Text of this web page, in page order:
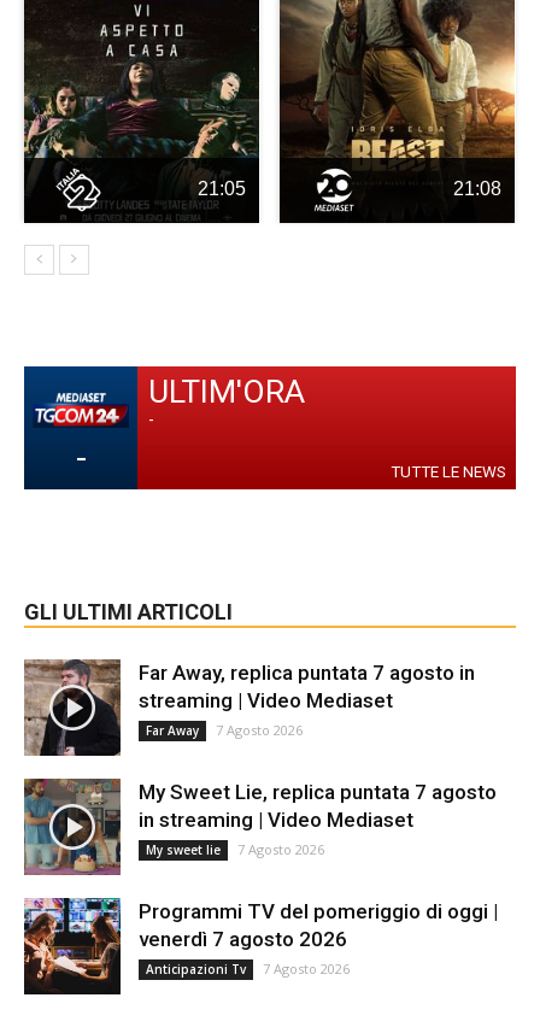
21:05 21:08
-
ULTIM'ORA
-
TUTTE LE NEWS
GLI ULTIMI ARTICOLI
Far Away, replica puntata 7 agosto in
streaming | Video Mediaset
Far Away 7 Agosto 2026
My Sweet Lie, replica puntata 7 agosto
in streaming | Video Mediaset
My sweet lie 7 Agosto 2026
Programmi TV del pomeriggio di oggi |
venerdì 7 agosto 2026
Anticipazioni Tv 7 Agosto 2026